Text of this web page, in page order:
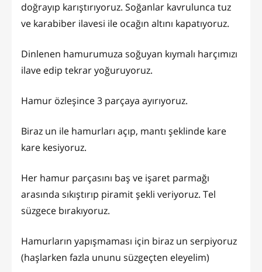
doğrayıp karıştırıyoruz. Soğanlar kavrulunca tuz
ve karabiber ilavesi ile ocağın altını kapatıyoruz.
Dinlenen hamurumuza soğuyan kıymalı harçımızı
ilave edip tekrar yoğuruyoruz.
Hamur özleşince 3 parçaya ayırıyoruz.
Biraz un ile hamurları açıp, mantı şeklinde kare
kare kesiyoruz.
Her hamur parçasını baş ve işaret parmağı
arasında sıkıştırıp piramit şekli veriyoruz. Tel
süzgece bırakıyoruz.
Hamurların yapışmaması için biraz un serpiyoruz
(haşlarken fazla ununu süzgeçten eleyelim)